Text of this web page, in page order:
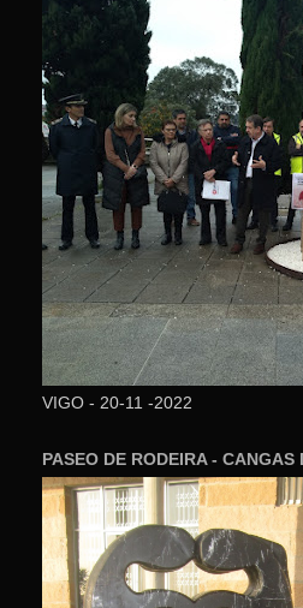
VIGO - 20-11 -2022
PASEO DE RODEIRA - CANGAS